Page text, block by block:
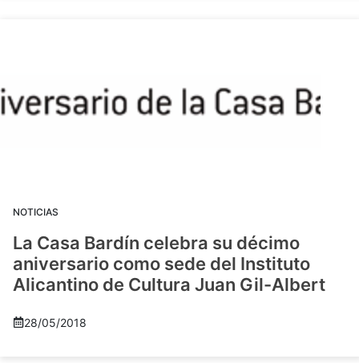
NOTICIAS
La Casa Bardín celebra su décimo
aniversario como sede del Instituto
Alicantino de Cultura Juan Gil-Albert
28/05/2018